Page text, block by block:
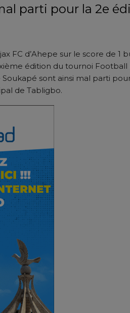
parti pour la 2e
FC d’Ahepe sur le score de 1
édition du tournoi Football
sont ainsi mal parti
de Tabligbo.